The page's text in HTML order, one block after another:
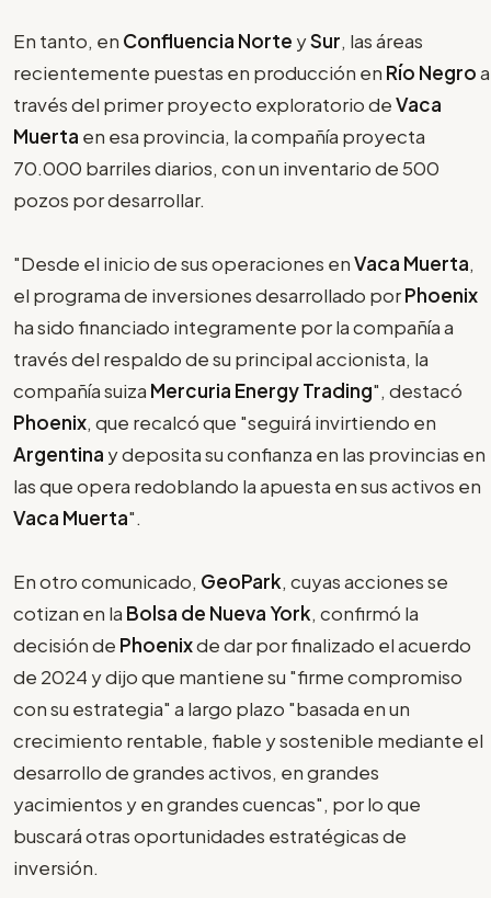
En tanto, en Confluencia Norte ySur, las áreas
recientemente puestas en producción en Río Negroa
través del primer proyecto exploratorio deVaca
Muerta en esa provincia, la compañía proyecta
70.000 barriles diarios, con un inventario de 500
pozos por desarrollar.
"Desde el inicio de sus operaciones enVaca Muerta,
el programa de inversiones desarrollado porPhoenix
ha sido financiado integramente por la compañía a
través del respaldo de su principal accionista, la
compañía suiza Mercuria Energy Trading", destacó
Phoenix, que recalcó que "seguirá invirtiendo en
Argentina y deposita su confianza en las provincias en
las que opera redoblando la apuesta en sus activos en
Vaca Muerta".
En otro comunicado, GeoPark, cuyas acciones se
cotizan en la Bolsa de Nueva York, confirmó la
decisión de Phoenixde dar por finalizado el acuerdo
de 2024 y dijo que mantiene su "firme compromiso
con su estrategia" a largo plazo "basada en un
crecimiento rentable, fiable y sostenible mediante el
desarrollo de grandes activos, en grandes
yacimientos y en grandes cuencas", por lo que
buscará otras oportunidades estratégicas de
inversión.